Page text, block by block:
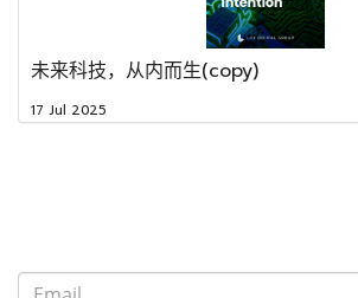
未来科技，从内而生(copy)
17 Jul 2025